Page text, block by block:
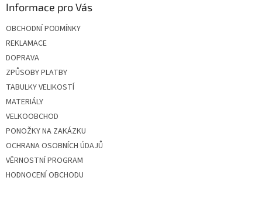
Informace pro Vás
OBCHODNÍ PODMÍNKY
REKLAMACE
DOPRAVA
ZPŮSOBY PLATBY
TABULKY VELIKOSTÍ
MATERIÁLY
VELKOOBCHOD
PONOŽKY NA ZAKÁZKU
OCHRANA OSOBNÍCH ÚDAJŮ
VĚRNOSTNÍ PROGRAM
HODNOCENÍ OBCHODU